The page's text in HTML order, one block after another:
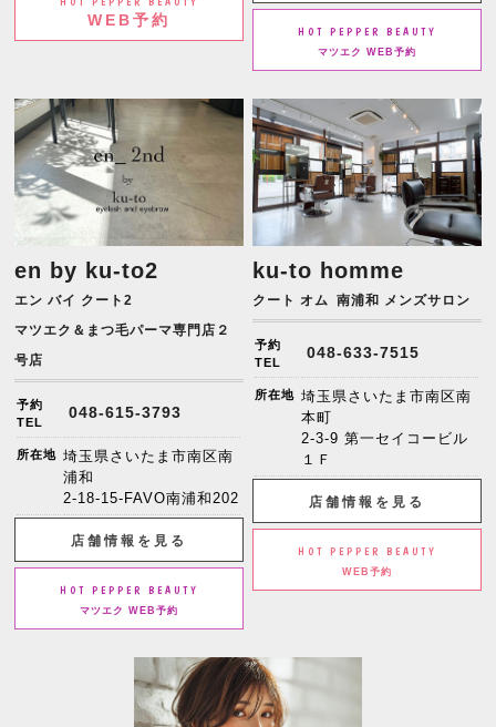
WEB予約
HOT PEPPER BEAUTY
マツエク WEB予約
en by ku-to2
エン バイ クート2
マツエク＆まつ毛パーマ専門店２
号店
予約
TEL
048-615-3793
所在地 埼玉県さいたま市南区南
浦和
2-18-15-FAVO南浦和202
店舗情報を見る
HOT PEPPER BEAUTY
マツエク WEB予約
ku-to homme
クート オム 南浦和 メンズサロン
予約
TEL
048-633-7515
所在地 埼玉県さいたま市南区南
本町
2-3-9 第一セイコービル
１Ｆ
店舗情報を見る
HOT PEPPER BEAUTY
WEB予約